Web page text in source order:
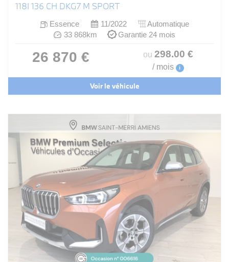
118I 136 CH DKG7 M SPORT
Essence 11/2022
Automatique
33 868km
Garantie 24 mois
26 870 € ou 298.00 €
/ mois i
Voir le véhicule